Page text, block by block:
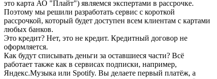
это карта АО "Плайт") являемся экспертами в рассрочке.
Поэтому мы решили разработать сервис с короткой
рассрочкой, который будет доступен всем клиентам с картами
любых банков.
Это кредит? Нет, это не кредит. Кредитный договор не
оформляется.
Как будут списывать деньги за оставшиеся части? Всё
работает также как в сервисах подписки, например,
Яндекс.Музыка или Spotify. Вы делаете первый платёж, а